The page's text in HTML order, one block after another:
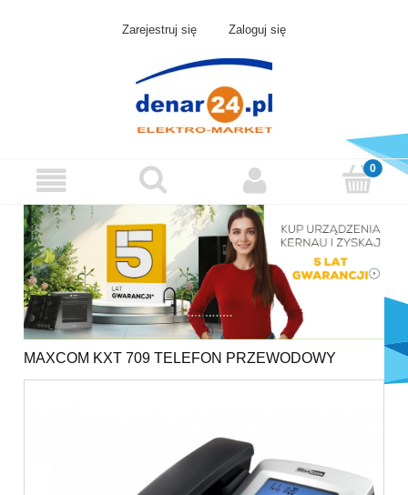
Zarejestruj się Zaloguj się
MAXCOM KXT 709 TELEFON PRZEWODOWY